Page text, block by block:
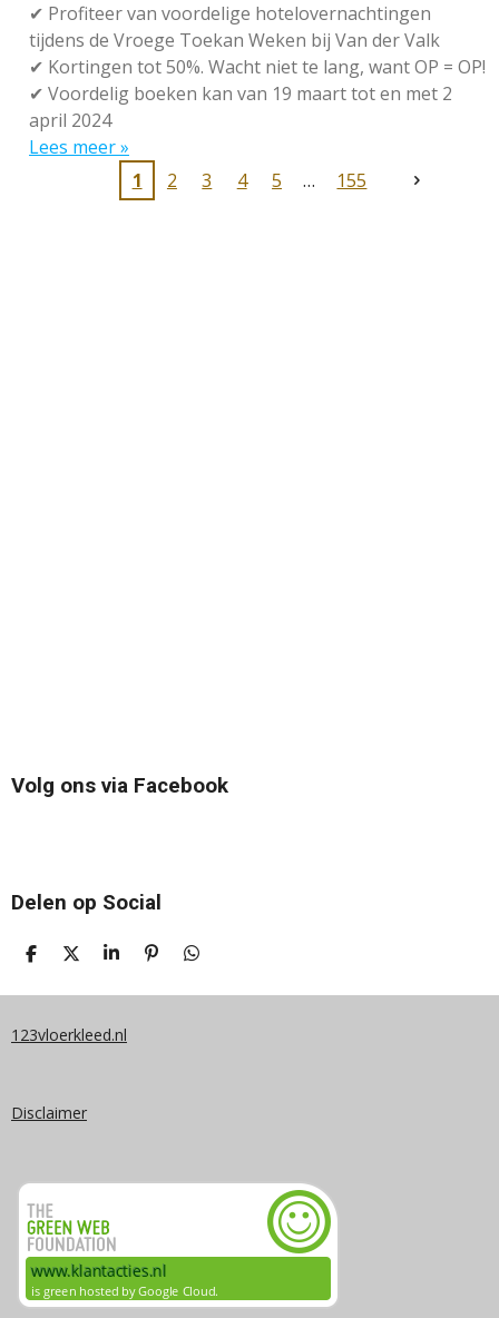
✔ Profiteer van voordelige hotelovernachtingen
tijdens de Vroege Toekan Weken bij Van der Valk
✔ Kortingen tot 50%. Wacht niet te lang, want OP = OP!
✔ Voordelig boeken kan van 19 maart tot en met 2
april 2024
Lees meer »
1
2 3 4 5 155
Volg ons via Facebook
Delen op Social
D
L
N
D
E
S
A
E
P
N
D
L
123vloerkleed.nl
Disclaimer